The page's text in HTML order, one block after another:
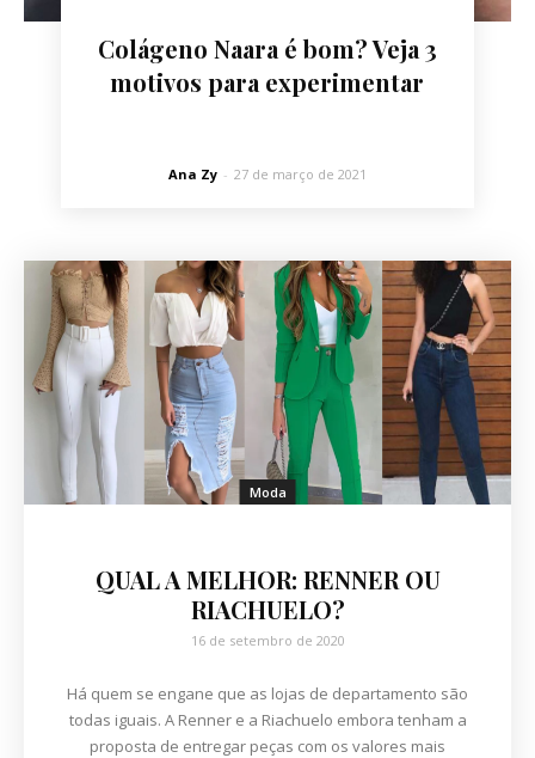
Colágeno Naara é bom? Veja 3
motivos para experimentar
Ana Zy - 27 de março de 2021
Moda
QUAL A MELHOR: RENNER OU
RIACHUELO?
16 de setembro de 2020
Há quem se engane que as lojas de departamento são
todas iguais. A Renner e a Riachuelo embora tenham a
proposta de entregar peças com os valores mais